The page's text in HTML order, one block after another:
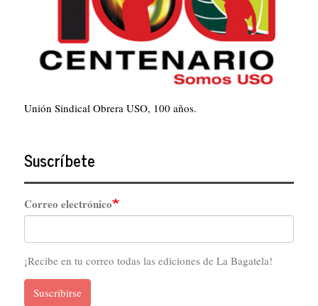
Unión Sindical Obrera USO, 100 años.
Suscríbete
Correo electrónico
¡Recibe en tu correo todas las ediciones de La Bagatela!
Suscribirse